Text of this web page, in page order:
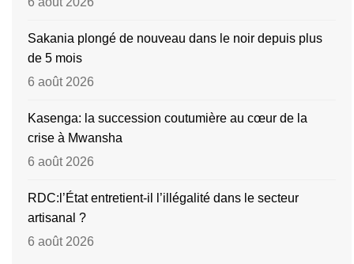
Sakania plongé de nouveau dans le noir depuis plus
de 5 mois
6 août 2026
Kasenga: la succession coutumière au cœur de la
crise à Mwansha
6 août 2026
RDC:l’État entretient-il l’illégalité dans le secteur
artisanal ?
6 août 2026